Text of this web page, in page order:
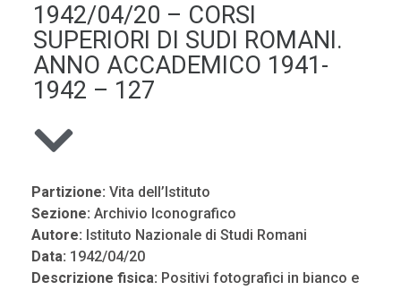
1942/04/20 – CORSI
SUPERIORI DI SUDI ROMANI.
ANNO ACCADEMICO 1941-
1942 – 127
Partizione: Vita dell’Istituto
Sezione: Archivio Iconografico
Autore: Istituto Nazionale di Studi Romani
Data: 1942/04/20
Descrizione fisica: Positivi fotografici in bianco e